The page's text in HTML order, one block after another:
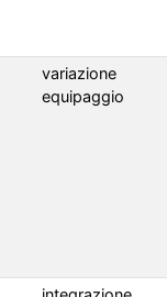
variazione
equipaggio